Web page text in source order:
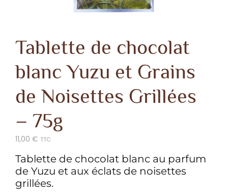
Tablette de chocolat
blanc Yuzu et Grains
de Noisettes Grillées
– 75g
11,00 € TTC
Tablette de chocolat blanc au parfum
de Yuzu et aux éclats de noisettes
grillées.